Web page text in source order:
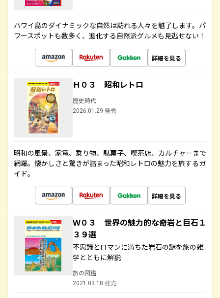
ハワイ島のダイナミックな自然は訪れる人々を魅了します。パ
ワースポットも数多く、進化する自然派グルメも見逃せない！
詳細を見る
Ｈ０３ 昭和レトロ
歴史時代
2026.01.29 発売
昭和の風景、家電、乗り物、駄菓子、喫茶店、カルチャーまで
網羅。懐かしさと驚きが詰まった昭和レトロの魅力を旅するガ
イド。
詳細を見る
Ｗ０３ 世界の魅力的な奇岩と巨石１
３９選
不思議とロマンに満ちた岩石の謎を旅の雑
学とともに解説
旅の図鑑
2021.03.18 発売